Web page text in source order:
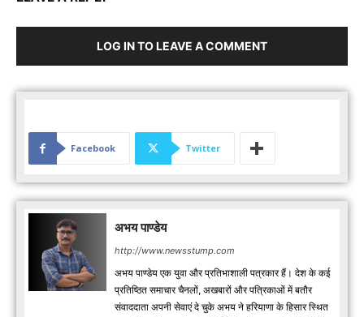
LOG IN TO LEAVE A COMMENT
Facebook Twitter
अभय पाण्डेय
http://www.newsstump.com
अभय पाण्डेय एक युवा और प्रतिभाशाली पत्रकार हैं। देश के कई
प्रतिष्ठित समाचार चैनलों, अखबारों और पत्रिकाओं में बतौर
संवाददाता अपनी सेवाएं दे चुके अभय ने हरियाणा के हिसार स्थित